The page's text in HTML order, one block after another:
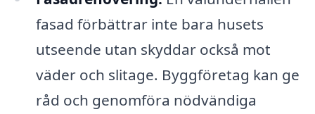
fasad förbättrar inte bara husets
utseende utan skyddar också mot
väder och slitage. Byggföretag kan ge
råd och genomföra nödvändiga